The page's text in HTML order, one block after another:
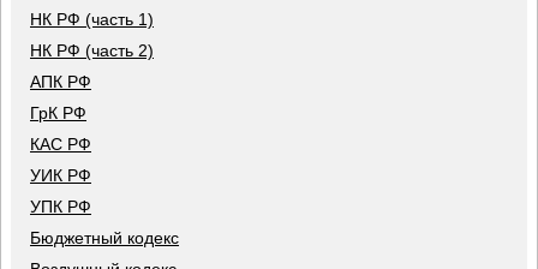
НК РФ (часть 1)
НК РФ (часть 2)
АПК РФ
ГрК РФ
КАС РФ
УИК РФ
УПК РФ
Бюджетный кодекс